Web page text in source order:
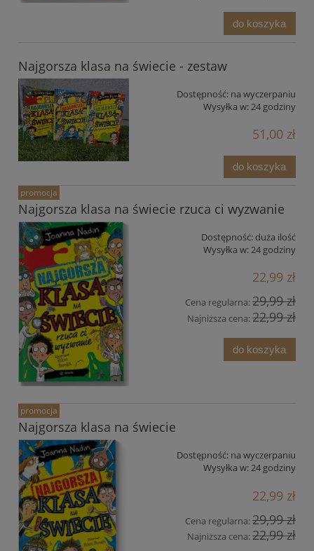
do koszyka
Najgorsza klasa na świecie - zestaw
Dostępność: na wyczerpaniu
Wysyłka w: 24 godziny
51,00 zł
do koszyka
Najgorsza klasa na świecie rzuca ci wyzwanie
Dostępność: duża ilość
Wysyłka w:24 godziny
22,99 zł
Cena regularna:29,99 zł
Najniższa cena:22,99 zł
do koszyka
promocja
Najgorsza klasa na świecie
Dostępność: na wyczerpaniu
Wysyłka w:24 godziny
22,99 zł
Cena regularna:29,99 zł
Najniższa cena:22,99 zł
promocja